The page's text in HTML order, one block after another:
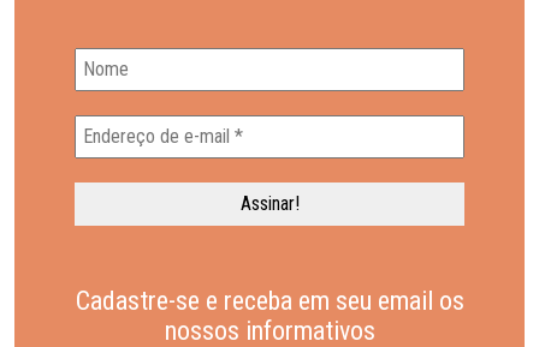
Cadastre-se e receba em seu email os
nossos informativos